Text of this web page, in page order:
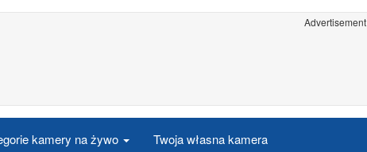
Advertisement
kamery na żywo Twoja własna kamera